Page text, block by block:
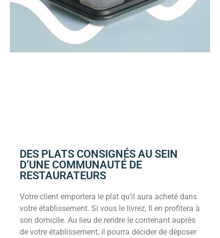
DES PLATS CONSIGNÉS AU SEIN
D’UNE COMMUNAUTÉ DE
RESTAURATEURS
Votre client emportera le plat qu’il aura acheté dans
votre établissement. Si vous le livrez, Il en profitera à
son domicile. Au lieu de rendre le contenant auprès
de votre établissement, il pourra décider de déposer